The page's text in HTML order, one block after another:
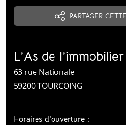
PARTAGER
L’As de l’immobilier
63 rue Nationale
59200 TOURCOING
Horaires d’ouverture :